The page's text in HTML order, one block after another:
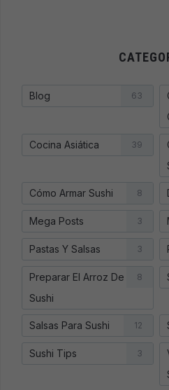
Blog 63
Cocina Asiática 39
Cómo Armar Sushi 8
Mega Posts 3
Pastas Y Salsas 3
Preparar El Arroz De
Sushi
8
Salsas Para Sushi 12
Sushi Tips 3